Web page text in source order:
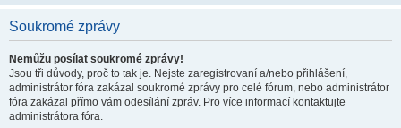
Soukromé zprávy
Nemůžu posílat soukromé zprávy!
Jsou tři důvody, proč to tak je. Nejste zaregistrovaní a/nebo přihlášení,
administrátor fóra zakázal soukromé zprávy pro celé fórum, nebo administrátor
fóra zakázal přímo vám odesílání zpráv. Pro více informací kontaktujte
administrátora fóra.